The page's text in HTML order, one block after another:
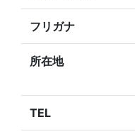
フリガナ
所在地
TEL